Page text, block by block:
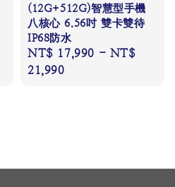
(12G+512G)智慧型手機
八核心 6.56吋 雙卡雙待
IP68防水
Regular
price
NT$ 17,990 - NT$
21,990